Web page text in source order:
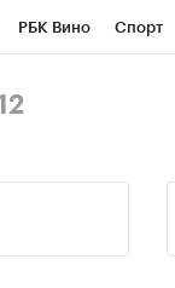
РБК Вино Спорт